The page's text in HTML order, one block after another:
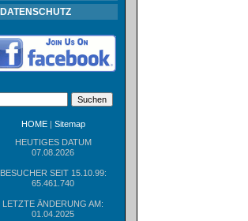
DATENSCHUTZ
HOME| Sitemap
HEUTIGES DATUM
07.08.2026
BESUCHER SEIT 15.10.99:
65.461.740
LETZTE ÄNDERUNG AM:
01.04.2025